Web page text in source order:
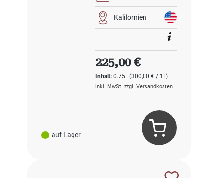
auf Lager
Kalifornien
Inhalt:0.75 l(300,00 € / 1 l)
Regulärer Preis:
225,00 €
inkl. MwSt. zzgl. Versandkosten